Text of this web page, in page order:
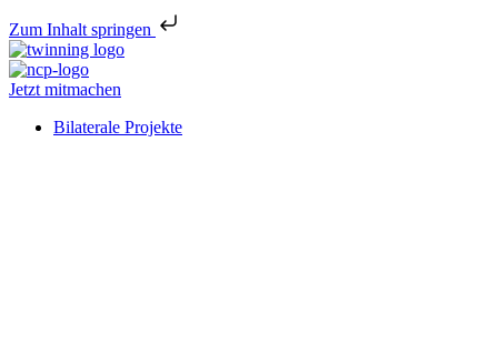
Zum Inhalt springen
Jetzt mitmachen
Bilaterale Projekte